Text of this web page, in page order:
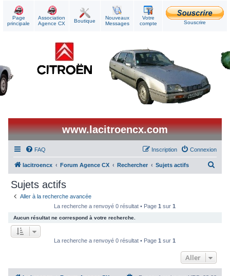
Page
principale
Association
Agence CX
Boutique
Nouveaux
Messages
Votre
compte
Souscrire
www.lacitroencx.com
FAQ Connexion
Inscription
lacitroencx Forum Agence CX Rechercher Sujets actifs
h
e
Sujets actifs
Aller à la recherche avancée
La recherche a renvoyé 0 résultat • Page1 sur1
Aucun résultat ne correspond à votre recherche.
La recherche a renvoyé 0 résultat • Page1 sur1
Aller